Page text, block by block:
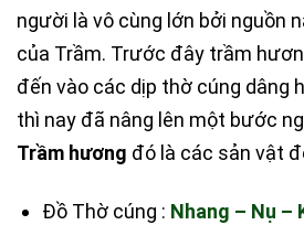
người là vô cùng lớn bởi nguồn
của Trầm. Trước đây trầm
đến vào các dịp thờ cúng dâng
thì nay đã nâng lên một bước
Trầm hương đó là các sản vật
Đồ Thờ cúng : Nhang – Nụ –